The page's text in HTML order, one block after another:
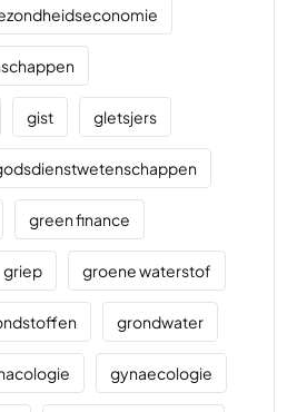
gist gletsjers
green finance
griep groene waterstof
grondwater
gynaecologie